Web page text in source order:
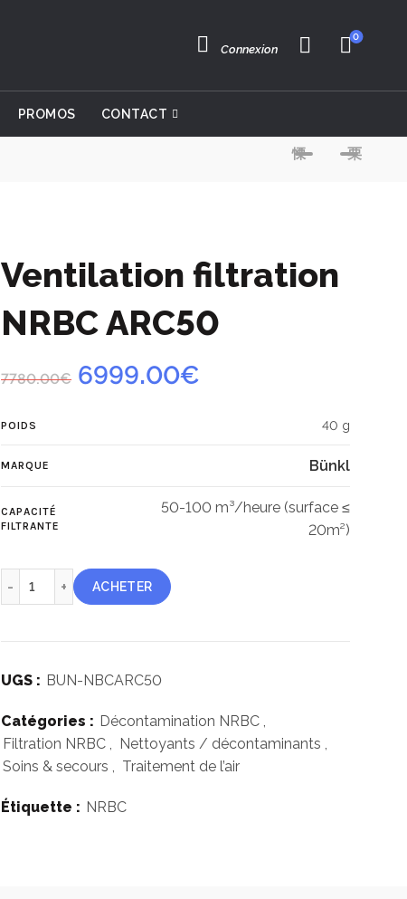
Connexion
0
PROMOS CONTACT
Ventilation filtration
NRBC ARC50
7780.00€ Le
6999.00€
est :
6999.00€.
POIDS 40 g
MARQUE Bünkl
CAPACITÉ
FILTRANTE
50-100 m³/heure (surface ≤
20m²)
quantité de Ventilation filtration NRBC ARC50
ACHETER
UGS : BUN-NBCARC50
Catégories : Décontamination NRBC ,
Filtration NRBC , Nettoyants / décontaminants ,
Soins & secours , Traitement de l’air
Étiquette : NRBC